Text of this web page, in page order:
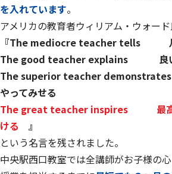
を入れています。
アメリカの教育者ウィリアム・ウォード
『The mediocre teacher tells 凡
The good teacher explains 良い
The superior teacher
やってみせる
The great teacher inspires 最高
ける 』
という名言を残されました。
中央駅西口教室では全講師がお子様の